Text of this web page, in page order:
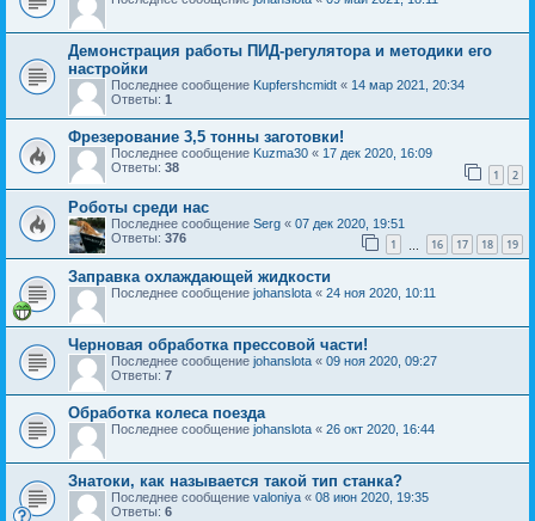
Демонстрация работы ПИД-регулятора и методики его
настройки
Последнее сообщение Kupfershcmidt « 14 мар 2021, 20:34
Ответы: 1
Фрезерование 3,5 тонны заготовки!
Последнее сообщение Kuzma30 « 17 дек 2020, 16:09
Ответы: 38 1 2
Роботы среди нас
Последнее сообщение Serg « 07 дек 2020, 19:51
Ответы: 376 1 16 17 18 19
Заправка охлаждающей жидкости
Последнее сообщение johanslota « 24 ноя 2020, 10:11
Черновая обработка прессовой части!
Последнее сообщение johanslota « 09 ноя 2020, 09:27
Ответы: 7
Обработка колеса поезда
Последнее сообщение johanslota « 26 окт 2020, 16:44
Знатоки, как называется такой тип станка?
Последнее сообщение valoniya « 08 июн 2020, 19:35
Ответы: 6